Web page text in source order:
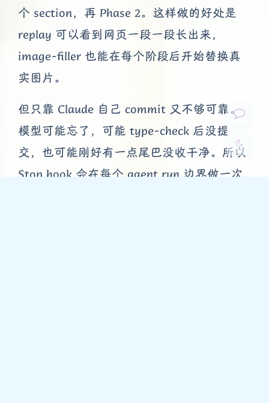
Sans Serif
浅阴影 深阴影
个 section，再 Phase 2。这样做的好处是
replay 可以看到网页一段一段长出来，
image-filler 也能在每个阶段后开始替换真
实图片。
但只靠 Claude 自己 commit 又不够可靠。
模型可能忘了，可能 type-check 后没提
交，也可能刚好有一点尾巴没收干净。所以
Stop hook 会在每个 agent run 边界做一次